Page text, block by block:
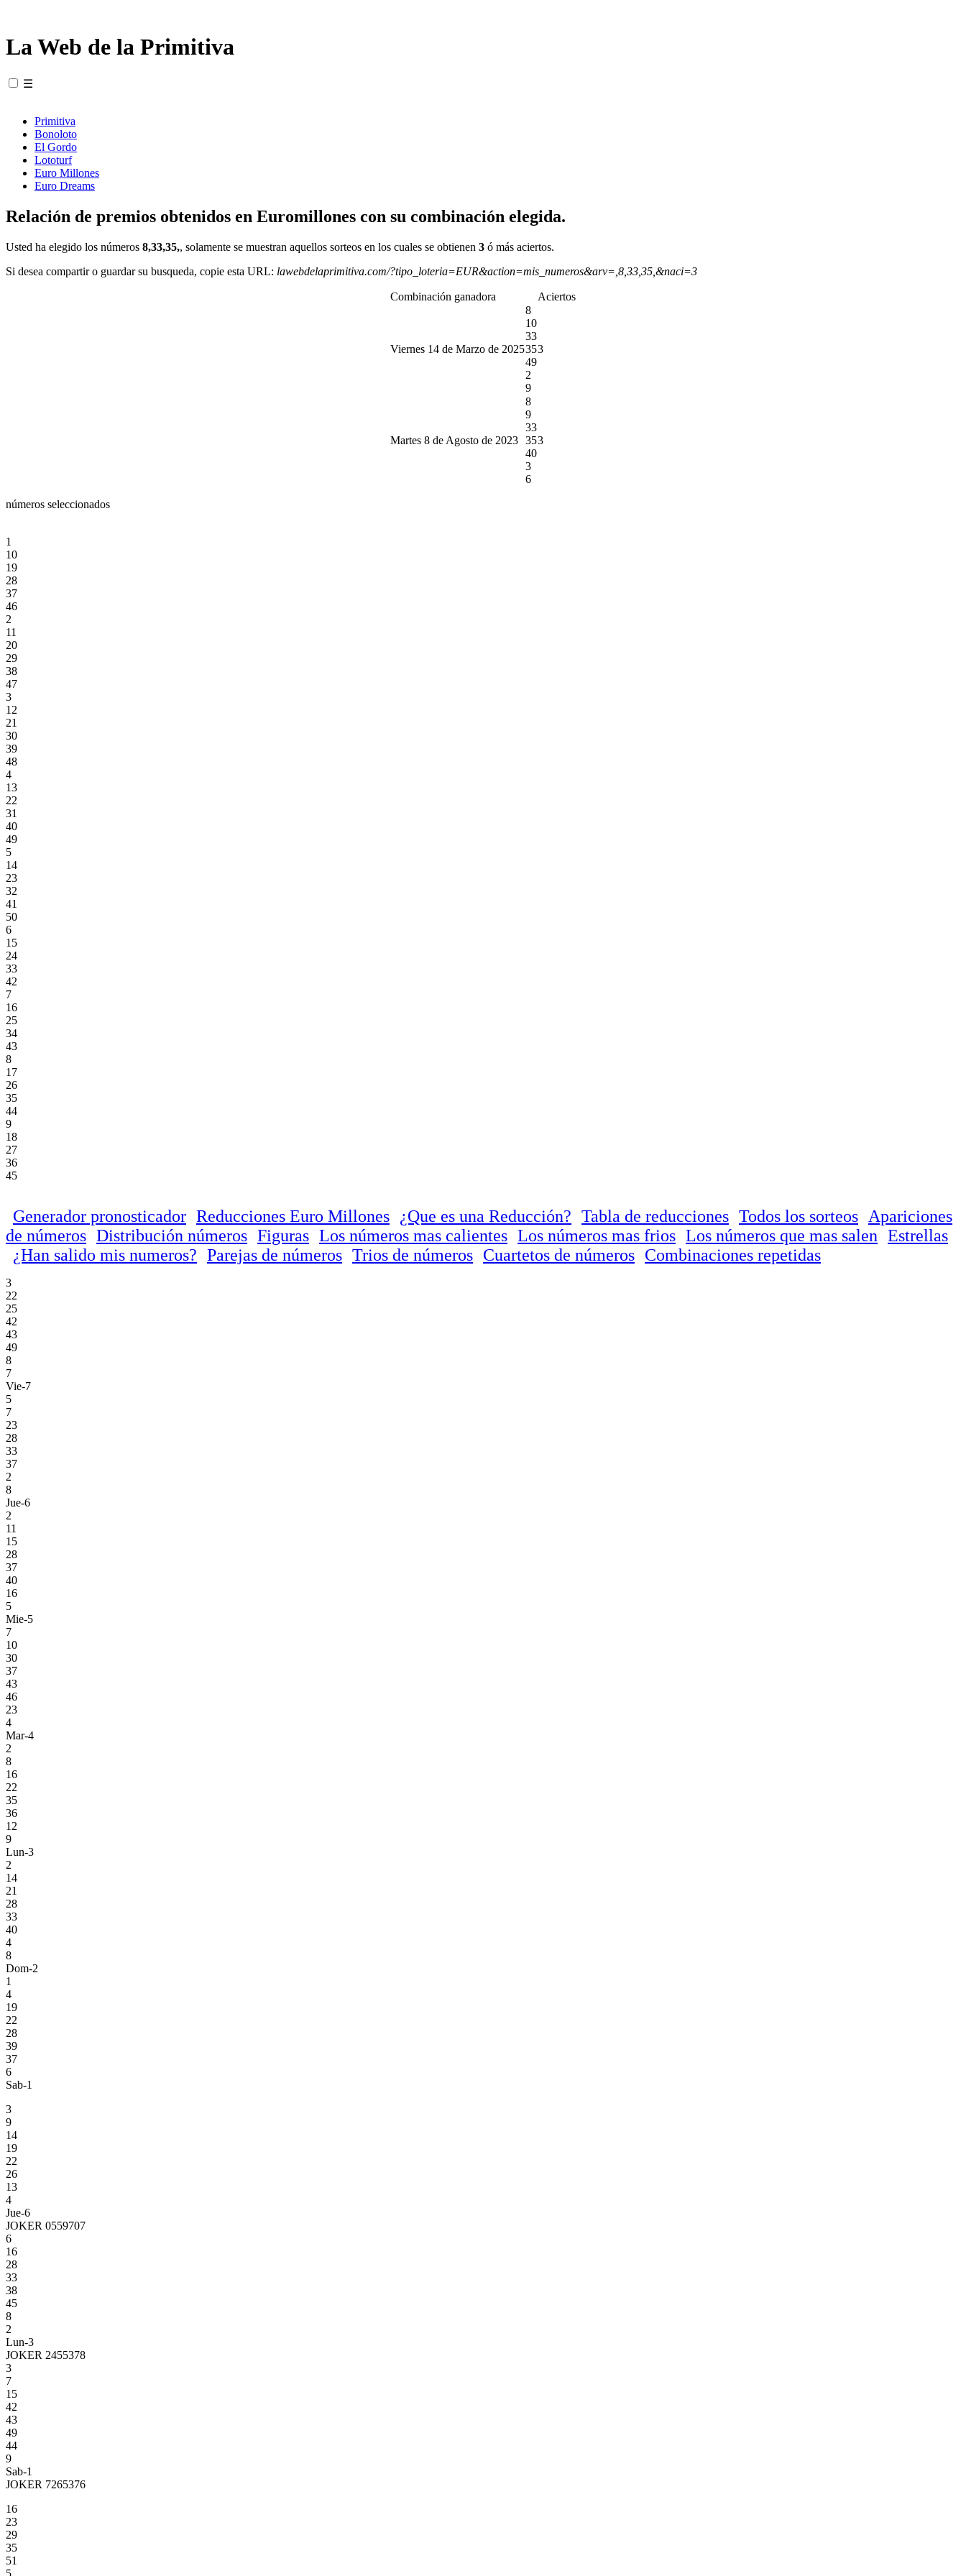
La Web de la Primitiva
☰
Primitiva
Bonoloto
El Gordo
Lototurf
Euro Millones
Euro Dreams
Relación de premios obtenidos en Euromillones con su combinación elegida.
Usted ha elegido los números 8,33,35,, solamente se muestran aquellos sorteos en los cuales se obtienen 3 ó más aciertos.
Si desea compartir o guardar su busqueda, copie esta URL: lawebdelaprimitiva.com/?tipo_loteria=EUR&action=mis_numeros&arv=,8,33,35,&naci=3
Combinación ganadora Aciertos
Viernes 14 de Marzo de 2025
8
10
33
35
49
2
9
3
Martes 8 de Agosto de 2023
8
9
33
35
40
3
6
3
números seleccionados
1
10
19
28
37
46
2
11
20
29
38
47
3
12
21
30
39
48
4
13
22
31
40
49
5
14
23
32
41
50
6
15
24
33
42
7
16
25
34
43
8
17
26
35
44
9
18
27
36
45
Generador pronosticador Reducciones Euro Millones ¿Que es una Reducción? Tabla de reducciones Todos los sorteos
Apariciones
de números Distribución números Figuras Los números mas calientes Los números mas frios Los números que mas salen Estrellas
¿Han salido mis numeros? Parejas de números Trios de números Cuartetos de números Combinaciones repetidas
3
22
25
42
43
49
8
7
Vie-7
5
7
23
28
33
37
2
8
Jue-6
2
11
15
28
37
40
16
5
Mie-5
7
10
30
37
43
46
23
4
Mar-4
2
8
16
22
35
36
12
9
Lun-3
2
14
21
28
33
40
4
8
Dom-2
1
4
19
22
28
39
37
6
Sab-1
3
9
14
19
22
26
13
4
Jue-6
JOKER 0559707
6
16
28
33
38
45
8
2
Lun-3
JOKER 2455378
3
7
15
42
43
49
44
9
Sab-1
JOKER 7265376
16
23
29
35
51
5